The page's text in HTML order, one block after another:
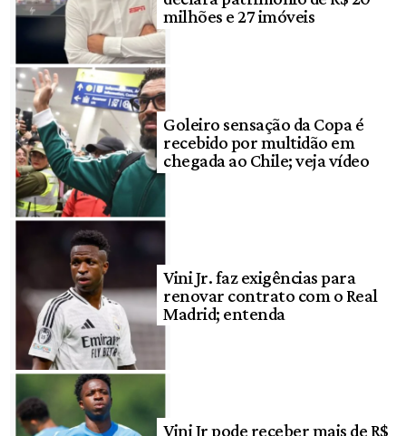
milhões e 27 imóveis
Goleiro sensação da Copa é
recebido por multidão em
chegada ao Chile; veja vídeo
Vini Jr. faz exigências para
renovar contrato com o Real
Madrid; entenda
Vini Jr pode receber mais de R$